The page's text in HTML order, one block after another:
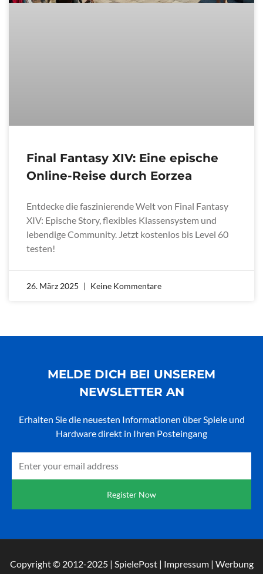
Final Fantasy XIV: Eine epische
Online-Reise durch Eorzea
Entdecke die faszinierende Welt von Final Fantasy
XIV: Epische Story, flexibles Klassensystem und
lebendige Community. Jetzt kostenlos bis Level 60
testen!
26. März 2025 Keine Kommentare
MELDE DICH BEI UNSEREM
NEWSLETTER AN
Erhalten Sie die neuesten Informationen über Spiele und
Hardware direkt in Ihren Posteingang
Register Now
Copyright © 2012-2025 | SpielePost | Impressum | Werbung